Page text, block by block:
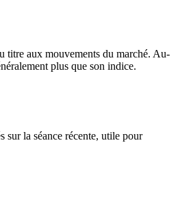
titre aux mouvements du marché. Au-
plus que son indice.
sur la séance récente, utile pour